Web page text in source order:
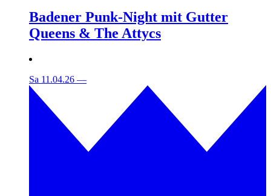
Badener Punk-Night mit Gutter
Queens & The Attycs
Sa 11.04.26 —